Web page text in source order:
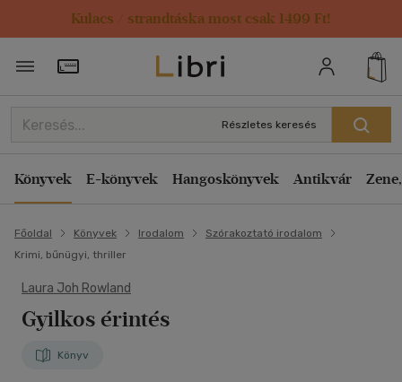
Kulacs / strandtáska most csak 1499 Ft!
Törzsvásárlói Kártya adatai
Részletes keresés
Könyvek E-könyvek Hangoskönyvek Antikvár
Főoldal Könyvek Irodalom
Szórakoztató irodalom
Krimi, bűnügyi, thriller
Laura Joh Rowland
Gyilkos érintés
Könyv